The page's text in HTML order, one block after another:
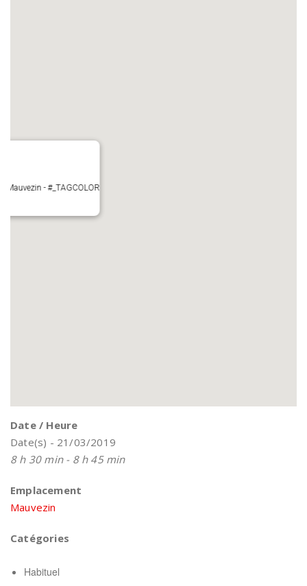
Mauvezin - #_TAGCOLOR
Date / Heure
Date(s) - 21/03/2019
8 h 30 min - 8 h 45 min
Emplacement
Mauvezin
Catégories
Habituel